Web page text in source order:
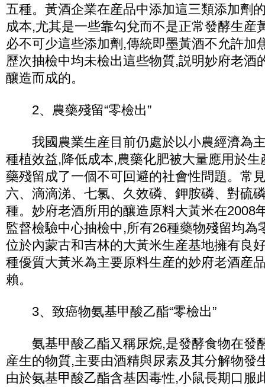
五種。黃酒企業在産品中添加這三類添加劑
成本,尤其是一些靠勾兌而不是正常發酵生産
必不可少這些添加劑,傳統即墨黃酒不允許加
歷次抽檢中均未檢出這些物質,説明妙府老酒
釀造而成的。
2、農藥殘留“零檢出”
我國農業生産目前仍處於以小農經濟為
種植效益,降低成本,農藥化肥被大量應用於
藥殘留成了一個不可回避的社會性問題。常
六、滴滴涕、七氯、久效磷、鉀胺磷、對硫
種。妙府老酒所用的釀造原料大黃米在2008
監督檢驗中心抽檢中,所有26種藥物殘留均為
位於內蒙古和吉林的大黃米生産基地擁有良
種優質大黃米為主要原料生産的妙府老酒産
賴。
3、致癌物氨基甲酸乙酯“零檢出”
氨基甲酸乙酯又稱尿烷,是發酵食物在發
産生的物質,主要由酒精與尿素及其分解物發
由於氨基甲酸乙酯含基因毒性,小鼠長期口服